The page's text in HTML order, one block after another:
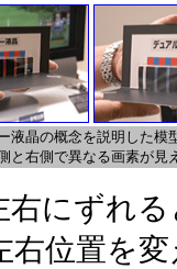
液晶の概念を説明した模
と右側で異なる画素が見
にずれる
右位置を